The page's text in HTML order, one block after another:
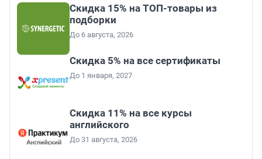
Скидка 15% на ТОП-товары из
подборки
До 6 августа, 2026
Скидка 5% на все сертификаты
До 1 января, 2027
Скидка 11% на все курсы
английского
До 31 августа, 2026